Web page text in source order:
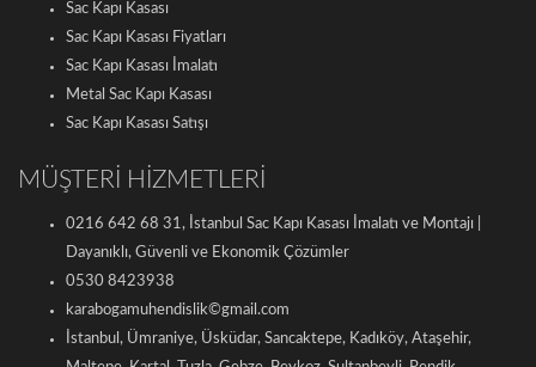
Sac Kapı Kasası
Sac Kapı Kasası Fiyatları
Sac Kapı Kasası İmalatı
Metal Sac Kapı Kasası
Sac Kapı Kasası Satışı
MÜŞTERİ HİZMETLERİ
0216 642 68 31, İstanbul Sac Kapı Kasası İmalatı ve Montajı |
Dayanıklı, Güvenli ve Ekonomik Çözümler
0530 8423938
karabogamuhendislik©gmail.com
İstanbul, Ümraniye, Üsküdar, Sancaktepe, Kadıköy, Ataşehir,